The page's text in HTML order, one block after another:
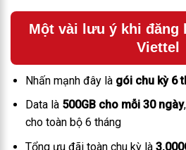
Một vài lưu ý khi đăng
Viettel
Nhấn mạnh đây là gói chu kỳ 6
Data là 500GB cho mỗi 30 ngày
cho toàn bộ 6 tháng
Tổng ưu đãi toàn chu kỳ là